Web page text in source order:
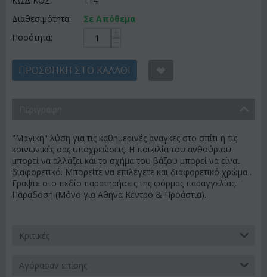
Διαθεσιμότητα:
Σε Απόθεμα
Ποσότητα:
ΠΡΟΣΘΉΚΗ ΣΤΟ ΚΑΛΆΘΙ
"Μαγική" λύση για τις καθημερινές αναγκες στο σπίτι ή τις
κοινωνικές σας υποχρεώσεις. Η ποικιλία του ανθούριου
μπορεί να αλλάζει και το σχήμα του βάζου μπορεί να είναι
διαφορετικό. Μπορείτε να επιλέγετε και διαφορετικό χρώμα .
Γράψτε στο πεδίο παρατηρήσεις της φόρμας παραγγελίας.
Παράδοση (Μόνο για Αθήνα Κέντρο & Προάστια).
Κριτικές
Αγόρασαν επίσης